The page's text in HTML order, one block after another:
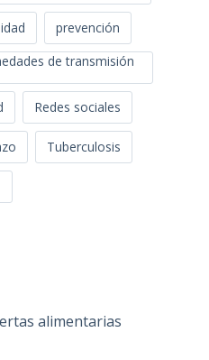
prevención
de transmisión
Redes sociales
Tuberculosis
alimentarias